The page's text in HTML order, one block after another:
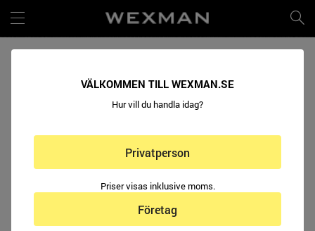
VÄLKOMMEN TILL WEXMAN.SE
Hur vill du handla idag?
Privatperson
Priser visas inklusive moms.
Företag